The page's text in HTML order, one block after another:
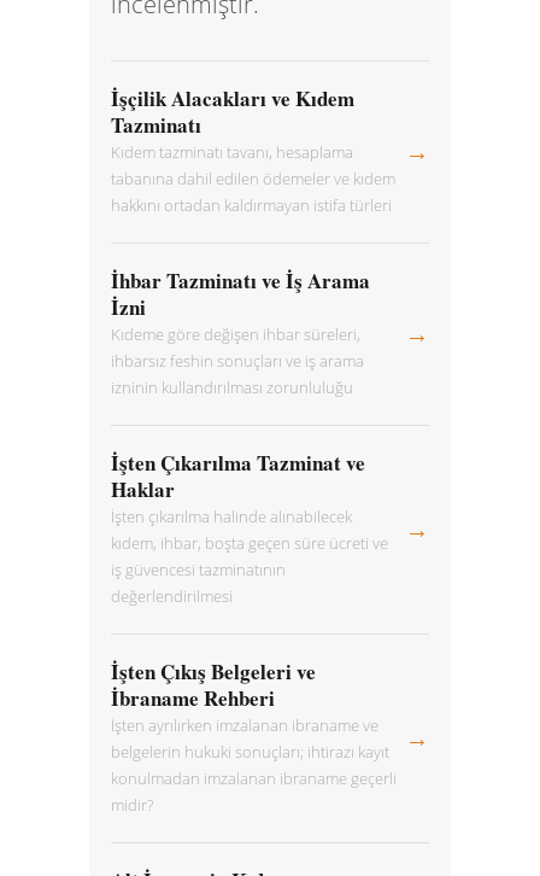
İşçilik Alacakları ve Kıdem
Tazminatı
Kıdem tazminatı tavanı, hesaplama
tabanına dahil edilen ödemeler ve kıdem
hakkını ortadan kaldırmayan istifa türleri
→
İhbar Tazminatı ve İş Arama
İzni
Kıdeme göre değişen ihbar süreleri,
ihbarsız feshin sonuçları ve iş arama
izninin kullandırılması zorunluluğu
→
İşten Çıkarılma Tazminat ve
Haklar
İşten çıkarılma halinde alınabilecek
kıdem, ihbar, boşta geçen süre ücreti ve
iş güvencesi tazminatının
değerlendirilmesi
→
İşten Çıkış Belgeleri ve
İbraname Rehberi
İşten ayrılırken imzalanan ibraname ve
belgelerin hukuki sonuçları; ihtirazı kayıt
konulmadan imzalanan ibraname geçerli
midir?
→